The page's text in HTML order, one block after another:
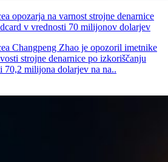
opozarja na varnost strojne denarnice
v vrednosti 70 milijonov dolarjev
Changpeng Zhao je opozoril imetnike
strojne denarnice po izkoriščanju
70,2 milijona dolarjev na na..